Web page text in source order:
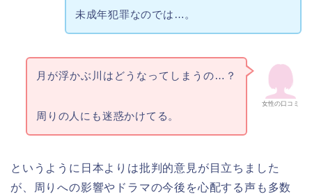
未成年犯罪なのでは…。
女性の口コミ
月が浮かぶ川はどうなってしまうの…？
周りの人にも迷惑かけてる。
というように日本よりは批判的意見が目立ちました
が、周りへの影響やドラマの今後を心配する声も多数